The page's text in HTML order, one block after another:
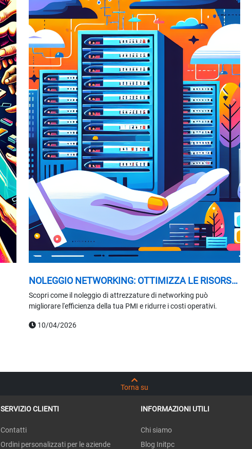
NOLEGGIO NETWORKING: OTTIMIZZA LE RISORSE
DELLA TUA PMI
Scopri come il noleggio di attrezzature di networking può
migliorare l'efficienza della tua PMI e ridurre i costi operativi.
10/04/2026
Torna su
SERVIZIO CLIENTI
Contatti
Ordini personalizzati per le aziende
INFORMAZIONI UTILI
Chi siamo
Blog Initpc